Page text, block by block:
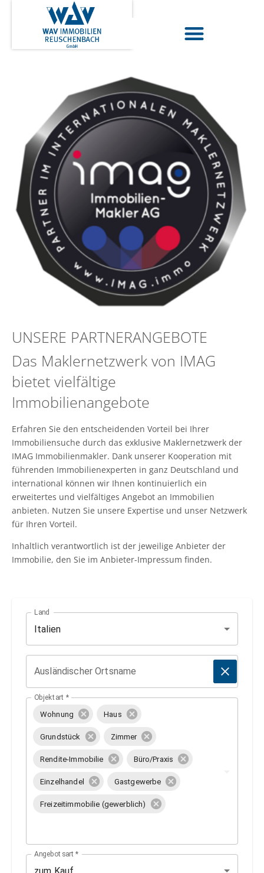
UNSERE PARTNERANGEBOTE
Das Maklernetzwerk von IMAG
bietet vielfältige
Immobilienangebote
Erfahren Sie den entscheidenden Vorteil bei Ihrer
Immobiliensuche durch das exklusive Maklernetzwerk der
IMAG Immobilienmakler. Dank unserer Kooperation mit
führenden Immobilienexperten in ganz Deutschland und
international können wir Ihnen kontinuierlich ein
erweitertes und vielfältiges Angebot an Immobilien
anbieten. Nutzen Sie unsere Expertise und unser Netzwerk
für Ihren Vorteil.
Inhaltlich verantwortlich ist der jeweilige Anbieter der
Immobilie, den Sie im Anbieter-Impressum finden.
Land
Italien
Ausländischer Ortsname
Objektart *
Wohnung Haus
Grundstück Zimmer
Rendite-Immobilie Büro/Praxis
Einzelhandel Gastgewerbe
Freizeitimmobilie (gewerblich)
Angebotsart *